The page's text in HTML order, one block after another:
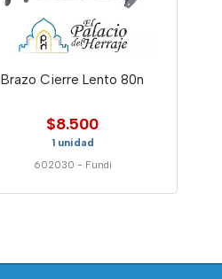
Brazo Cierre Lento 80n
$8.500
1 unidad
602030 - Fundi